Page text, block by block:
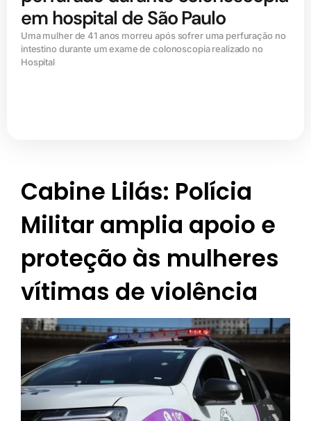
em hospital de São Paulo
Uma mulher de 41 anos morreu após sofrer uma perfuração no
intestino durante um exame de colonoscopia realizado no
Hospital
Cabine Lilás: Polícia
Militar amplia apoio e
proteção às mulheres
vítimas de violência